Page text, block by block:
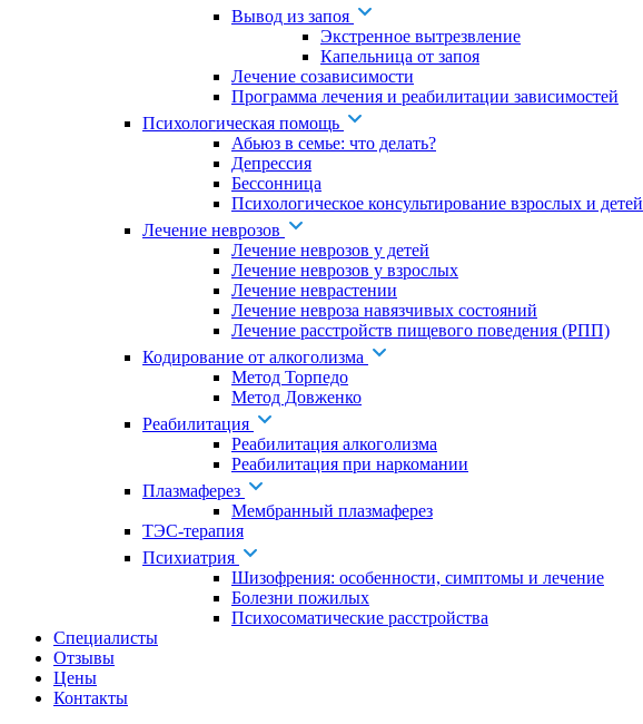
Вывод из запоя
Экстренное вытрезвление
Капельница от запоя
Лечение созависимости
Программа лечения и реабилитации зависимостей
Психологическая помощь
Абьюз в семье: что делать?
Депрессия
Бессонница
Психологическое консультирование взрослых и детей
Лечение неврозов
Лечение неврозов у детей
Лечение неврозов у взрослых
Лечение неврастении
Лечение невроза навязчивых состояний
Лечение расстройств пищевого поведения (РПП)
Кодирование от алкоголизма
Метод Торпедо
Метод Довженко
Реабилитация
Реабилитация алкоголизма
Реабилитация при наркомании
Плазмаферез
Мембранный плазмаферез
ТЭС-терапия
Психиатрия
Шизофрения: особенности, симптомы и лечение
Болезни пожилых
Психосоматические расстройства
Специалисты
Отзывы
Цены
Контакты